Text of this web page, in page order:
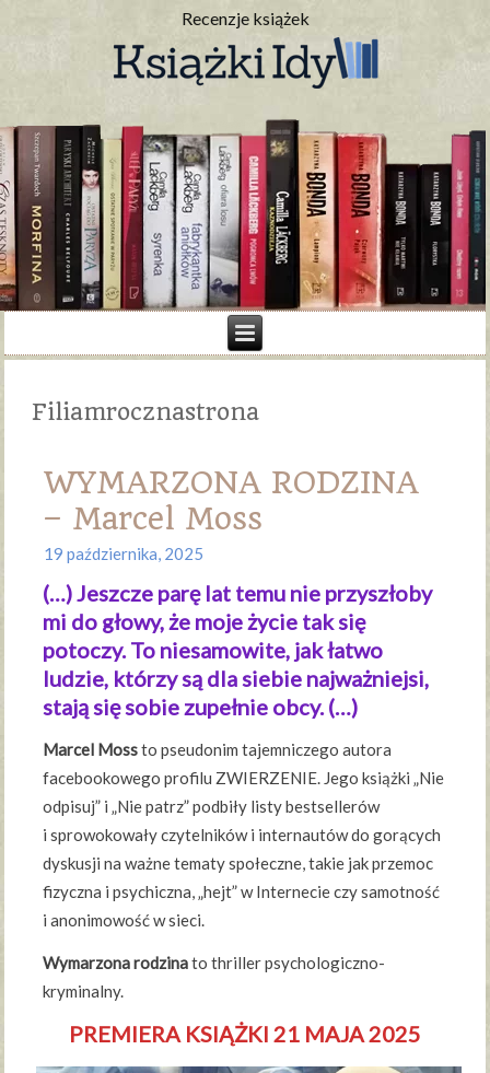
Recenzje książek
Filiamrocznastrona
WYMARZONA RODZINA
– Marcel Moss
19 października, 2025
(…) Jeszcze parę lat temu nie przyszłoby
mi do głowy, że moje życie tak się
potoczy. To niesamowite, jak łatwo
ludzie, którzy są dla siebie najważniejsi,
stają się sobie zupełnie obcy. (…)
Marcel Mossto pseudonim tajemniczego autora
facebookowego profilu ZWIERZENIE. Jego książki „Nie
odpisuj” i „Nie patrz” podbiły listy bestsellerów
i sprowokowały czytelników i internautów do gorących
dyskusji na ważne tematy społeczne, takie jak przemoc
fizyczna i psychiczna, „hejt” w Internecie czy samotność
i anonimowość w sieci.
Wymarzona rodzinato thriller psychologiczno-
kryminalny.
PREMIERA KSIĄŻKI 21 MAJA 2025